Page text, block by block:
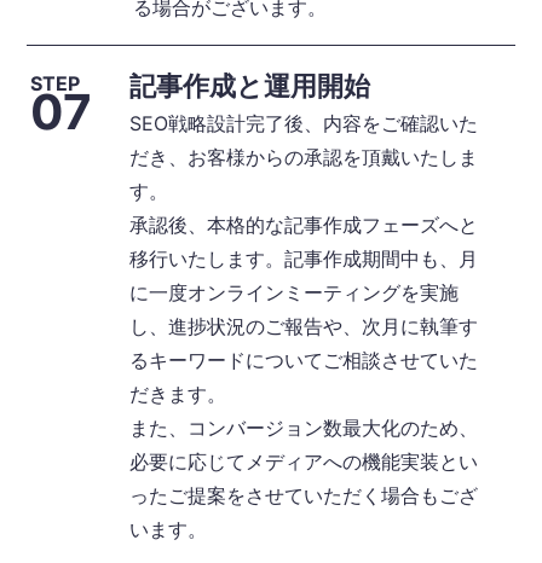
る場合がございます。
STEP
07 記事作成と運用開始
SEO戦略設計完了後、内容をご確認いた
だき、お客様からの承認を頂戴いたしま
す。
承認後、本格的な記事作成フェーズへと
移行いたします。記事作成期間中も、月
に一度オンラインミーティングを実施
し、進捗状況のご報告や、次月に執筆す
るキーワードについてご相談させていた
だきます。
また、コンバージョン数最大化のため、
必要に応じてメディアへの機能実装とい
ったご提案をさせていただく場合もござ
います。